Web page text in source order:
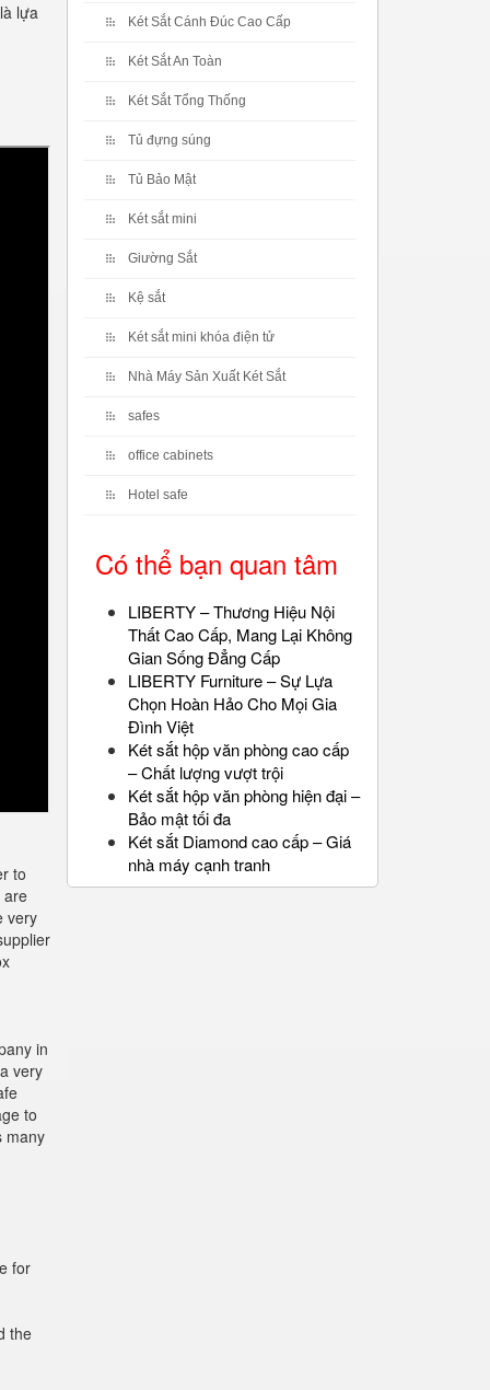
lựa
to
are
very
in
very
to
many
for
the
Két Sắt Cánh Đúc Cao Cấp
Két Sắt An Toàn
Két Sắt Tổng Thống
Tủ đựng súng
Tủ Bảo Mật
Két sắt mini
Giường Sắt
Kệ sắt
Két sắt mini khóa điện tử
Nhà Máy Sản Xuất Két Sắt
safes
office cabinets
Hotel safe
Có thể bạn quan tâm
LIBERTY – Thương Hiệu Nội
Thất Cao Cấp, Mang Lại Không
Gian Sống Đẳng Cấp
LIBERTY Furniture – Sự Lựa
Chọn Hoàn Hảo Cho Mọi Gia
Đình Việt
Két sắt hộp văn phòng cao cấp
– Chất lượng vượt trội
Két sắt hộp văn phòng hiện đại –
Bảo mật tối đa
Két sắt Diamond cao cấp – Giá
nhà máy cạnh tranh